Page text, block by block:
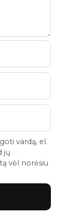
vardą, el.
jų
vėl norėsiu